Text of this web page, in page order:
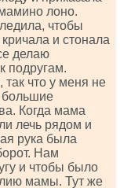
лоно.
чтобы
и стонала
делаю
подругам.
так что у меня не
большие
Когда мама
лечь рядом и
рука была
Нам
и чтобы было
мамы. Тут же